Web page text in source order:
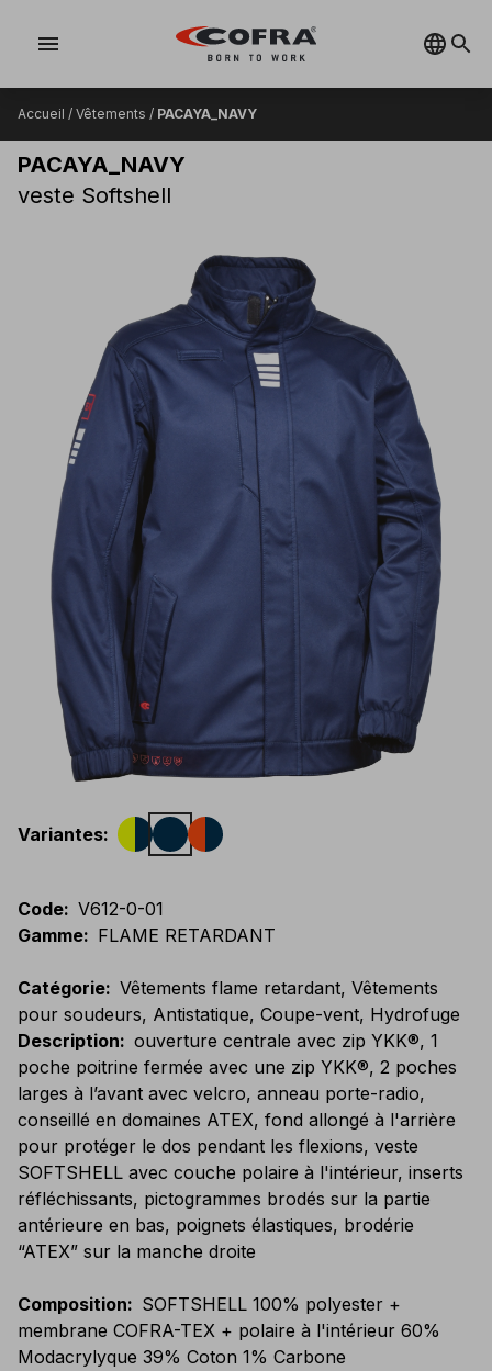
menu
Accueil / Vêtements / PACAYA_NAVY
PACAYA_NAVY
veste Softshell
Variantes:
Code: V612-0-01
Gamme: FLAME RETARDANT
Catégorie: Vêtements flame retardant, Vêtements
pour soudeurs, Antistatique, Coupe-vent, Hydrofuge
Description: ouverture centrale avec zip YKK®, 1
poche poitrine fermée avec une zip YKK®, 2 poches
larges à l’avant avec velcro, anneau porte-radio,
conseillé en domaines ATEX, fond allongé à l'arrière
pour protéger le dos pendant les flexions, veste
SOFTSHELL avec couche polaire à l'intérieur, inserts
réfléchissants, pictogrammes brodés sur la partie
antérieure en bas, poignets élastiques, brodérie
“ATEX” sur la manche droite
Composition: SOFTSHELL 100% polyester +
membrane COFRA-TEX + polaire à l'intérieur 60%
Modacrylyque 39% Coton 1% Carbone